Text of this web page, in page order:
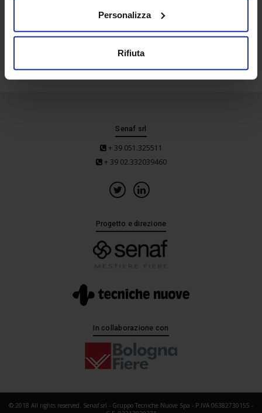
Personalizza
Rifiuta
Senaf srl
+ 39 051.325511
+ 39 02.332039460
Progetto e direzione
In collaborazione con
© 2018 All rights reserved. Senaf srl - Gruppo Tecniche Nuove Spa - P.IVA 06382730155 -